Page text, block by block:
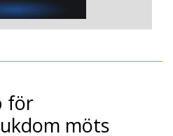
för
möts